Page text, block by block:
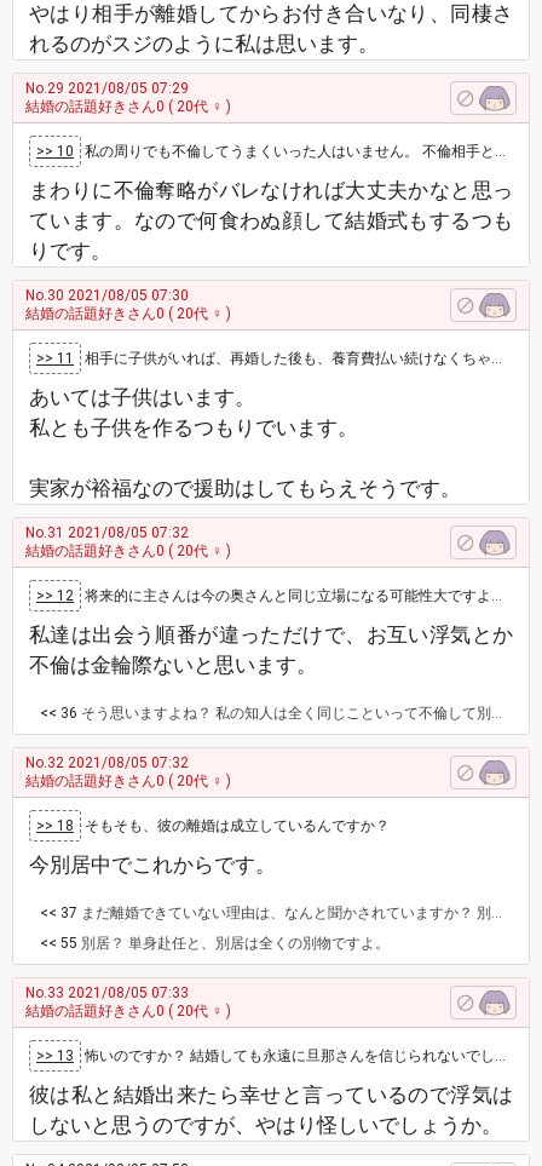
やはり相手が離婚してからお付き合いなり、同棲さ
れるのがスジのように私は思います。
No.29 2021/08/05 07:29
結婚の話題好きさん0 ( 20代 ♀ )
>> 10 私の周りでも不倫してうまくいった人はいません。 不倫相手と結婚しても、その後相手がつまらなく見えて飽きてしまったり、今度は不倫される側にな…
まわりに不倫奪略がバレなければ大丈夫かなと思っ
ています。なので何食わぬ顔して結婚式もするつも
りです。
No.30 2021/08/05 07:30
結婚の話題好きさん0 ( 20代 ♀ )
>> 11 相手に子供がいれば、再婚した後も、養育費払い続けなくちゃだから、収入によっては、経済的に大変だよ。 主さんに、子供が出来て、妊娠中とか…
あいては子供はいます。
私とも子供を作るつもりでいます。
実家が裕福なので援助はしてもらえそうです。
No.31 2021/08/05 07:32
結婚の話題好きさん0 ( 20代 ♀ )
>> 12 将来的に主さんは今の奥さんと同じ立場になる可能性大ですよね。 奥さんいても平気で不倫する男って既にわかった上で結婚するのですし。 …
私達は出会う順番が違っただけで、お互い浮気とか
不倫は金輪際ないと思います。
<< 36 そう思いますよね？ 私の知人は全く同じこといって不倫して別れてました。 例えば彼の方が奥さんからDVを受けているとか、特殊な被害がない限りは繰り返す可能性の方が高いかなと。 でも、多分主さんはそんな事ないと思ってますよね。 数年後にわかると思います。
No.32 2021/08/05 07:32
結婚の話題好きさん0 ( 20代 ♀ )
>> 18 そもそも、彼の離婚は成立しているんですか？
今別居中でこれからです。
<< 37 まだ離婚できていない理由は、なんと聞かされていますか？ 別居も本当ですか？
<< 55 別居？ 単身赴任と、別居は全くの別物ですよ。
No.33 2021/08/05 07:33
結婚の話題好きさん0 ( 20代 ♀ )
>> 13 怖いのですか？ 結婚しても永遠に旦那さんを信じられないでしょうね。 だって、旦那さんは浮気&不倫をする人認定だもんね。 あなた…
彼は私と結婚出来たら幸せと言っているので浮気は
しないと思うのですが、やはり怪しいでしょうか。